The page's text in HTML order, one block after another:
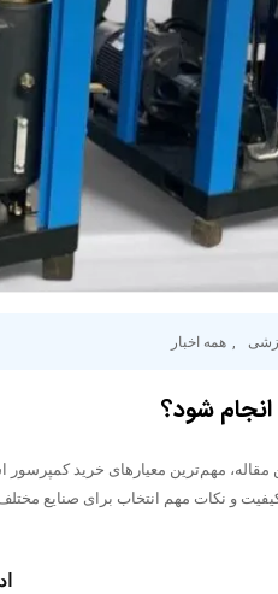
, همه اخبار
شود؟
مهم‌ترین معیارهای خرید کمپرسور
و نکات مهم انتخاب برای صنایع